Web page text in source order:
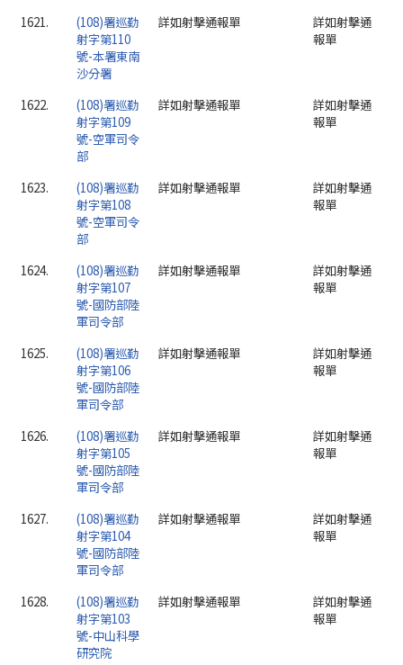
1621.
(108)署巡勤
射字第110
號-本署東南
沙分署
詳如射擊通報單
詳如射擊通
報單
1622.
(108)署巡勤
射字第109
號-空軍司令
部
詳如射擊通報單
詳如射擊通
報單
1623.
(108)署巡勤
射字第108
號-空軍司令
部
詳如射擊通報單
詳如射擊通
報單
1624.
(108)署巡勤
射字第107
號-國防部陸
軍司令部
詳如射擊通報單
詳如射擊通
報單
1625.
(108)署巡勤
射字第106
號-國防部陸
軍司令部
詳如射擊通報單
詳如射擊通
報單
1626.
(108)署巡勤
射字第105
號-國防部陸
軍司令部
詳如射擊通報單
詳如射擊通
報單
1627.
(108)署巡勤
射字第104
號-國防部陸
軍司令部
詳如射擊通報單
詳如射擊通
報單
1628.
(108)署巡勤
射字第103
號-中山科學
研究院
詳如射擊通報單
詳如射擊通
報單